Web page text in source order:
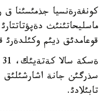
كونفةرةنسيا جذمئسئنا ق
ماسليحاتئنئث
قوعامدئق ذيئم وكئلدةرئ
سذرگئن جانة اشارشئلئق
تابئلادئ.